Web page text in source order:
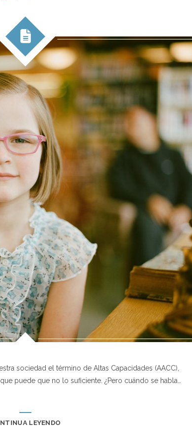
sociedad el término de Altas Capacidades (AACC),
puede que no lo suficiente. ¿Pero cuándo se habla…
LEYENDO